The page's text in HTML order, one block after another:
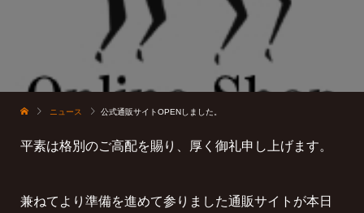
ニュース 公式通販サイトOPENしました。
平素は格別のご高配を賜り、厚く御礼申し上げます。
兼ねてより準備を進めて参りました通販サイトが本日